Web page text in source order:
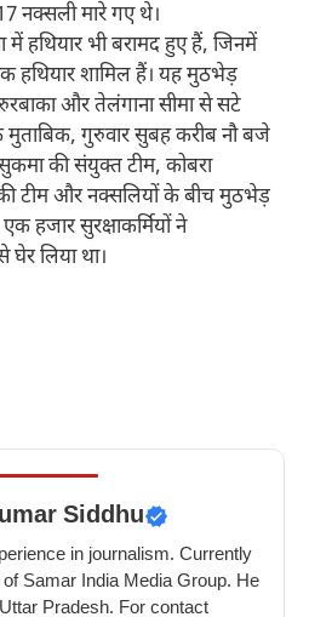
नक्सली मारे गए थे।
में हथियार भी बरामद हुए हैं, जिनमें
शामिल हैं। यह मुठभेड़
और तेलंगाना सीमा से सटे
मुताबिक, गुरुवार सुबह करीब नौ बजे
की संयुक्त टीम, कोबरा
टीम और नक्सलियों के बीच मुठभेड़
हजार सुरक्षाकर्मियों ने
घेर लिया था।
Siddhu
in journalism. Currently
Samar India Media Group. He
Pradesh. For contact